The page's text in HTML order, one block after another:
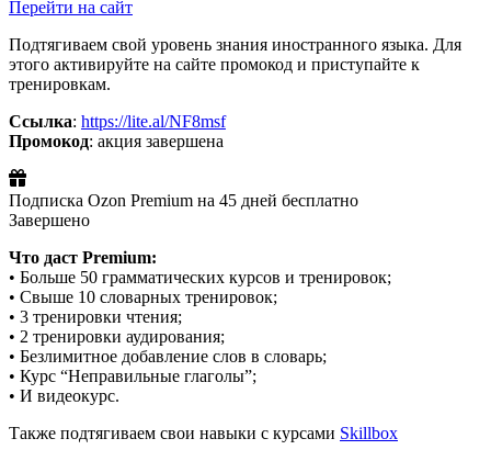
Перейти на сайт
Подтягиваем свой уровень знания иностранного языка. Для
этого активируйте на сайте промокод и приступайте к
тренировкам.
Ссылка: https://lite.al/NF8msf
Промокод: акция завершена
Подписка Ozon Premium на 45 дней бесплатно
Завершено
Что даст Premium:
• Больше 50 грамматических курсов и тренировок;
• Свыше 10 словарных тренировок;
• 3 тренировки чтения;
• 2 тренировки аудирования;
• Безлимитное добавление слов в словарь;
• Курс “Неправильные глаголы”;
• И видеокурс.
Также подтягиваем свои навыки с курсами Skillbox